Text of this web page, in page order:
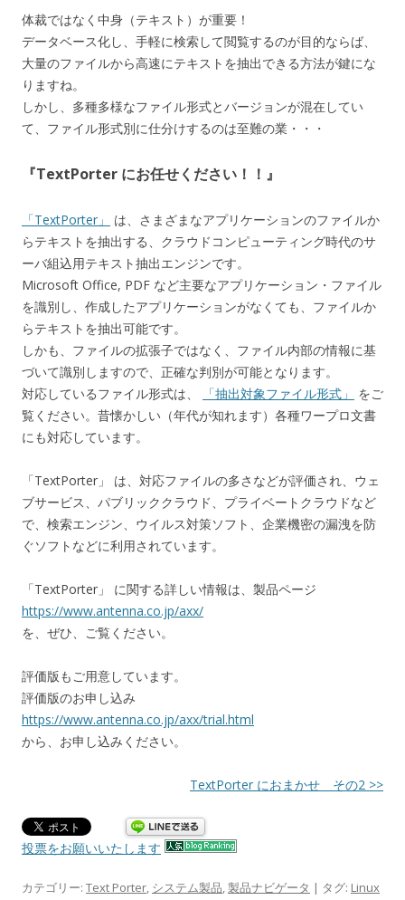
体裁ではなく中身（テキスト）が重要！
データベース化し、手軽に検索して閲覧するのが目的ならば、
大量のファイルから高速にテキストを抽出できる方法が鍵にな
りますね。
しかし、多種多様なファイル形式とバージョンが混在してい
て、ファイル形式別に仕分けするのは至難の業・・・
『TextPorter にお任せください！！』
「TextPorter」
は、さまざまなアプリケーションのファイルか
らテキストを抽出する、クラウドコンピューティング時代のサ
ーバ組込用テキスト抽出エンジンです。
Microsoft Office, PDF など主要なアプリケーション・ファイル
を識別し、作成したアプリケーションがなくても、ファイルか
らテキストを抽出可能です。
しかも、ファイルの拡張子ではなく、ファイル内部の情報に基
づいて識別しますので、正確な判別が可能となります。
対応しているファイル形式は、
「抽出対象ファイル形式」
をご
覧ください。昔懐かしい（年代が知れます）各種ワープロ文書
にも対応しています。
「TextPorter」 は、対応ファイルの多さなどが評価され、ウェ
ブサービス、パブリッククラウド、プライベートクラウドなど
で、検索エンジン、ウイルス対策ソフト、企業機密の漏洩を防
ぐソフトなどに利用されています。
「TextPorter」 に関する詳しい情報は、製品ページ
https://www.antenna.co.jp/axx/
を、ぜひ、ご覧ください。
評価版もご用意しています。
評価版のお申し込み
https://www.antenna.co.jp/axx/trial.html
から、お申し込みください。
TextPorter におまかせ その2 >>
投票をお願いいたします
カテゴリー: Text Porter, システム製品,製品ナビゲータ | タグ: Linux